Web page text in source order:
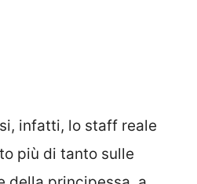
infatti, lo staff reale
più di tanto sulle